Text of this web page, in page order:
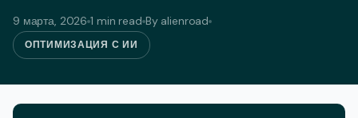
9 марта, 2026 1 min read By alienroad
ОПТИМИЗАЦИЯ С ИИ